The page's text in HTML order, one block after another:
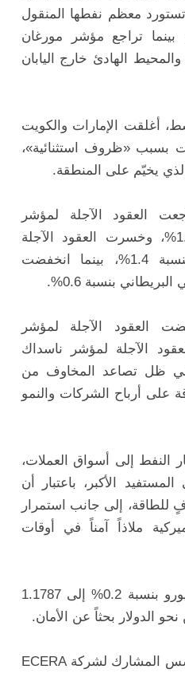
تستورد معظم نفطها المنقول
تراجع مؤشر مورغان
الهادئ خارج اليابان
أغلقت الإمارات والكويت
بسبب «ظروف استثنائية»،
يخيّم على المنطقة.
العقود الآجلة لمؤشر
يوروستوكس 50 بنسبة 1.3%، وخسرت العقود الآجلة
لمؤشر داكس الألماني بنسبة 1.4%، بينما انخفضت
بنسبة 0.6%.
العقود الآجلة لمؤشر
آند بورز 500 والعقود الآجلة لمؤشر ناسداك
في ظل تصاعد المخاوف من
على أرباح الشركات والنمو
النفط إلى أسواق العملات،
الأكبر، باعتبار أن
للطاقة، إلى جانب استمرار
ملاذاً آمناً في أوقات
وفي هذا السياق، تراجع اليورو بنسبة 0.2% إلى 1.1787
الدولار بحثاً عن الأمان.
قال أندريه كوفاتاريو، المؤسس المشارك لشركة ECERA